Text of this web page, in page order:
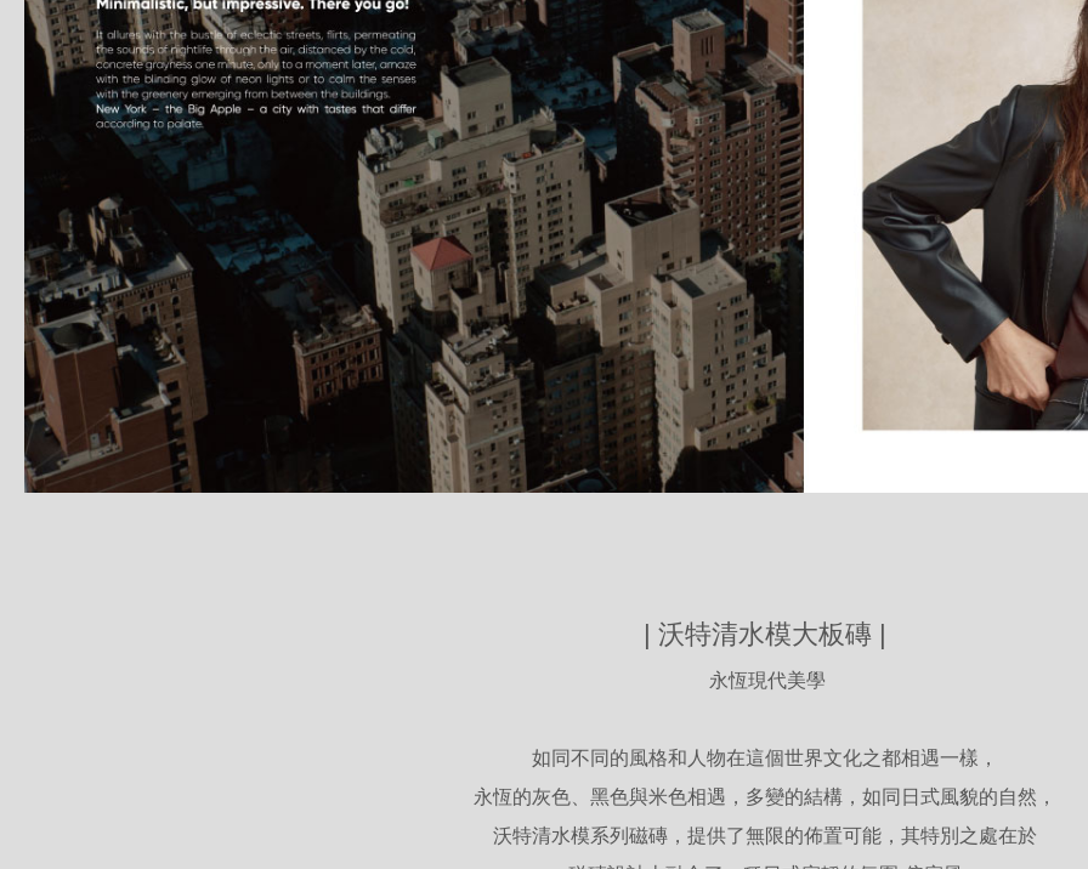
| 沃特清水模大板磚 |
永恆現代美學
如同不同的風格和人物在這個世界文化之都相遇一樣，
永恆的灰色、黑色與米色相遇，多變的結構，如同日式風貌的自然，
沃特清水模系列磁磚，提供了無限的佈置可能，其特別之處在於